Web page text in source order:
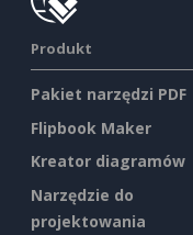
Produkt
Pakiet narzędzi PDF
Flipbook Maker
Kreator diagramów
Narzędzie do
projektowania